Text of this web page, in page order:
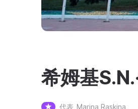
希姆基
代表 Marina Raskina